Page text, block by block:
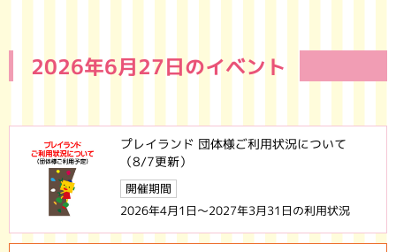
2026年6月27日のイベント
プレイランド 団体様ご利用状況について
（8/7更新）
開催期間
2026年4月1日～2027年3月31日の利用状況